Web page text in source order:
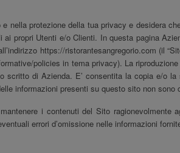
e nella protezione della tua privacy e desidera
propri Utenti e/o Clienti. In questa pagina
https://ristorantesangregorio.com (il
policies in tema privacy). La
di Azienda. E’ consentita la copia e/o
informazioni presenti su questo sito non sono
i contenuti del Sito ragionevolmente
errori d’omissione nelle informazioni